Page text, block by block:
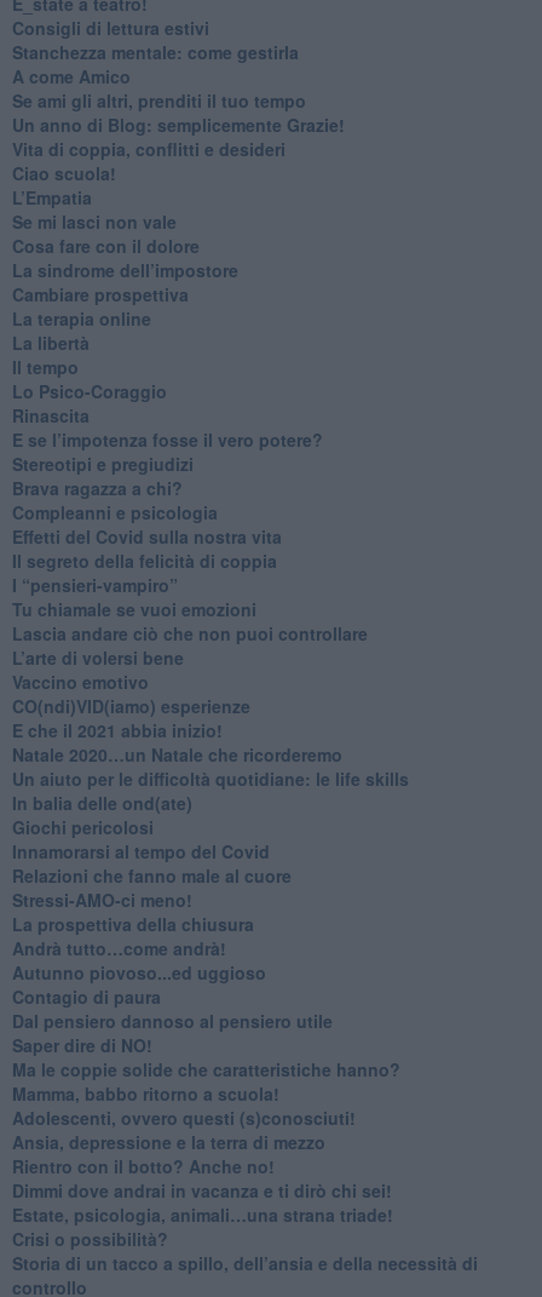
​Consigli di lettura estivi
​Stanchezza mentale: come gestirla
​A come Amico
​Se ami gli altri, prenditi il tuo tempo
​Un anno di Blog: semplicemente Grazie!
​Vita di coppia, conflitti e desideri
​Ciao scuola!
​L’Empatia
​Se mi lasci non vale
Cosa fare con il dolore
​La sindrome dell’impostore
​Cambiare prospettiva
La terapia online
La libertà
​Il tempo
​Lo Psico-Coraggio
Rinascita
​E se l’impotenza fosse il vero potere?
Stereotipi e pregiudizi
​Brava ragazza a chi?
​Compleanni e psicologia
Effetti del Covid sulla nostra vita
Il segreto della felicità di coppia
​I “pensieri-vampiro”
​Tu chiamale se vuoi emozioni
​Lascia andare ciò che non puoi controllare
L’arte di volersi bene
​Vaccino emotivo
CO(ndi)VID(iamo) esperienze
​E che il 2021 abbia inizio!
​Natale 2020…un Natale che ricorderemo
Un aiuto per le difficoltà quotidiane: le life skills
​In balia delle ond(ate)
Giochi pericolosi
Innamorarsi al tempo del Covid
​Relazioni che fanno male al cuore
​Stressi-AMO-ci meno!
​La prospettiva della chiusura
​Andrà tutto…come andrà!
Autunno piovoso...ed uggioso
​Contagio di paura
​Dal pensiero dannoso al pensiero utile
​Saper dire di NO!
​Ma le coppie solide che caratteristiche hanno?
​Mamma, babbo ritorno a scuola!
Adolescenti, ovvero questi (s)conosciuti!
Ansia, depressione e la terra di mezzo
​Rientro con il botto? Anche no!
Dimmi dove andrai in vacanza e ti dirò chi sei!
​Estate, psicologia, animali…una strana triade!
​Crisi o possibilità?
​Storia di un tacco a spillo, dell’ansia e della necessità di
controllo